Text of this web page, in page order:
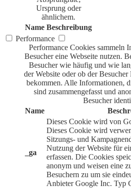
Ursprung oder
ähnlichem.
Name Beschreibung
Performance
Performance Cookies sammeln
Besucher eine Webseite nutzen.
Besucher wie häufig und wie
der Website oder ob der
bekommen. Alle Informationen,
sind zusammengefasst und
Besucher
Name
_ga
Dieses Cookie wird von
Dieses Cookie wird
Sitzungs- und
Nutzung der Website für
erfassen. Die Cookies
anonym und weisen eine
Besuchern zu um sie
Anbieter Google Inc. Typ